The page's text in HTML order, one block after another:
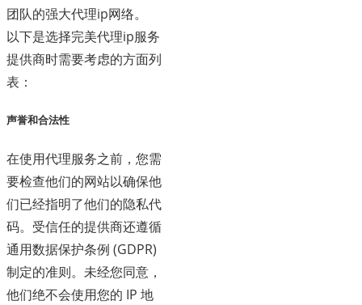
团队的强大代理ip网络。
以下是选择完美代理ip服务
提供商时需要考虑的方面列
表：
声誉和合法性
在使用代理服务之前，您需
要检查他们的网站以确保他
们已经指明了他们的隐私代
码。受信任的提供商还遵循
通用数据保护条例 (GDPR)
制定的准则。未经您同意，
他们绝不会使用您的 IP 地